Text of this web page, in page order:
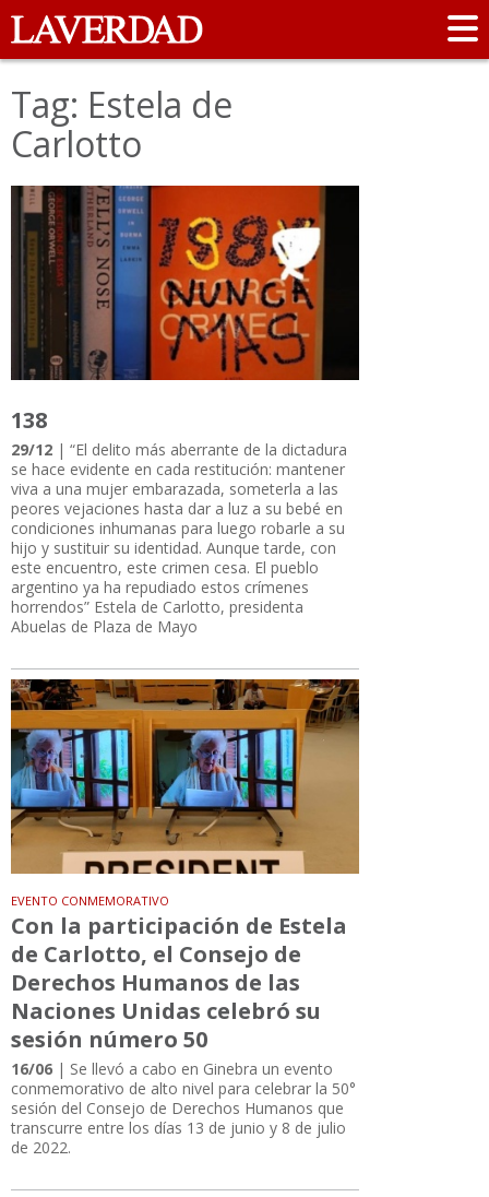
Tag: Estela de
Carlotto
138
29/12 | “El delito más aberrante de la dictadura
se hace evidente en cada restitución: mantener
viva a una mujer embarazada, someterla a las
peores vejaciones hasta dar a luz a su bebé en
condiciones inhumanas para luego robarle a su
hijo y sustituir su identidad. Aunque tarde, con
este encuentro, este crimen cesa. El pueblo
argentino ya ha repudiado estos crímenes
horrendos” Estela de Carlotto, presidenta
Abuelas de Plaza de Mayo
EVENTO CONMEMORATIVO
Con la participación de Estela
de Carlotto, el Consejo de
Derechos Humanos de las
Naciones Unidas celebró su
sesión número 50
16/06 | Se llevó a cabo en Ginebra un evento
conmemorativo de alto nivel para celebrar la 50°
sesión del Consejo de Derechos Humanos que
transcurre entre los días 13 de junio y 8 de julio
de 2022.